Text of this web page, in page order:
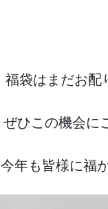
福袋はまだお配
ぜひこの機会に
今年も皆様に福